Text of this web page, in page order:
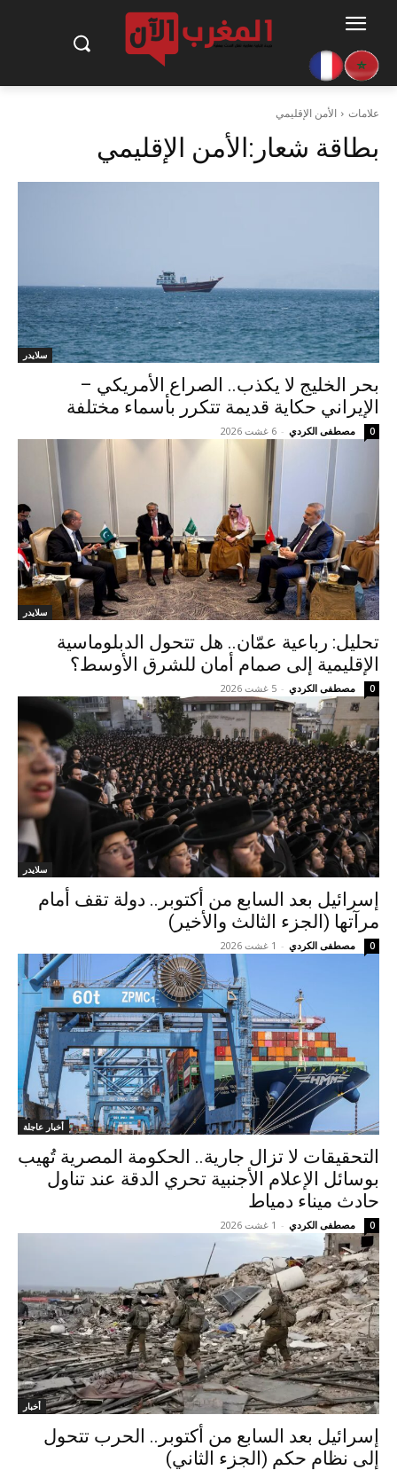
علامات الأمن الإقليمي
بطاقة شعار:الأمن الإقليمي
سلايدر
بحر الخليج لا يكذب.. الصراع الأمريكي –
الإيراني حكاية قديمة تتكرر بأسماء مختلفة
مصطفى الكردي - 6 غشت 2026 0
سلايدر
تحليل: رباعية عمّان.. هل تتحول الدبلوماسية
الإقليمية إلى صمام أمان للشرق الأوسط؟
مصطفى الكردي - 5 غشت 2026 0
سلايدر
إسرائيل بعد السابع من أكتوبر.. دولة تقف أمام
مرآتها (الجزء الثالث والأخير)
مصطفى الكردي - 1 غشت 2026 0
أخبار عاجلة
التحقيقات لا تزال جارية.. الحكومة المصرية تُهيب
بوسائل الإعلام الأجنبية تحري الدقة عند تناول
حادث ميناء دمياط
مصطفى الكردي - 1 غشت 2026 0
أخبار
إسرائيل بعد السابع من أكتوبر.. الحرب تتحول
إلى نظام حكم (الجزء الثاني)